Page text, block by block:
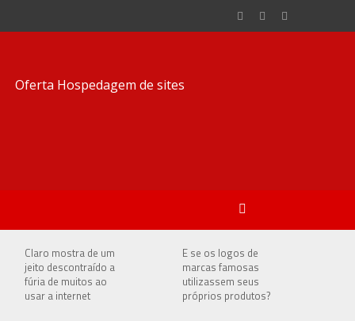
Claro mostra de um
jeito descontraído a
fúria de muitos ao
usar a internet
E se os logos de
marcas famosas
utilizassem seus
próprios produtos?